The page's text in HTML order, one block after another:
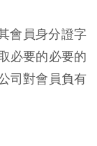
會員身分證字
必要的必要的
司對會員負有